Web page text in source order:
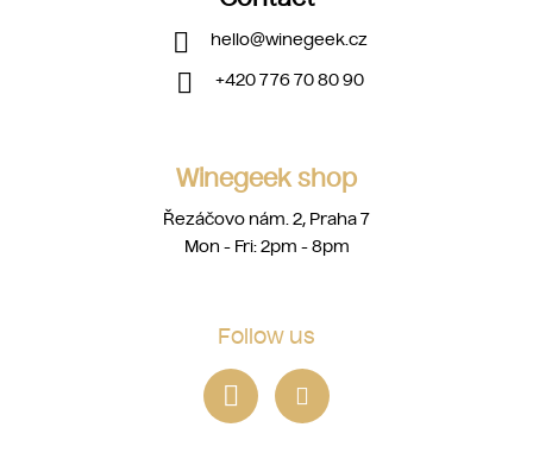
hello@winegeek.cz
+420 776 70 80 90
Winegeek shop
Řezáčovo nám. 2, Praha 7
Mon - Fri: 2pm - 8pm
Follow us